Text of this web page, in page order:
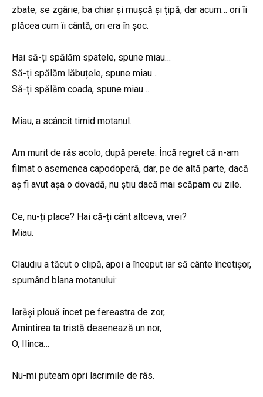
zbate, se zgârie, ba chiar și mușcă și țipă, dar acum… ori îi
plăcea cum îi cântă, ori era în șoc.
Hai să-ți spălăm spatele, spune miau…
Să-ți spălăm lăbuțele, spune miau…
Să-ți spălăm coada, spune miau…
Miau, a scâncit timid motanul.
Am murit de râs acolo, după perete. Încă regret că n-am
filmat o asemenea capodoperă, dar, pe de altă parte, dacă
aș fi avut așa o dovadă, nu știu dacă mai scăpam cu zile.
Ce, nu-ți place? Hai că-ți cânt altceva, vrei?
Miau.
Claudiu a tăcut o clipă, apoi a început iar să cânte încetișor,
spumând blana motanului:
Iarăși plouă încet pe fereastra de zor,
Amintirea ta tristă desenează un nor,
O, Ilinca…
Nu-mi puteam opri lacrimile de râs.